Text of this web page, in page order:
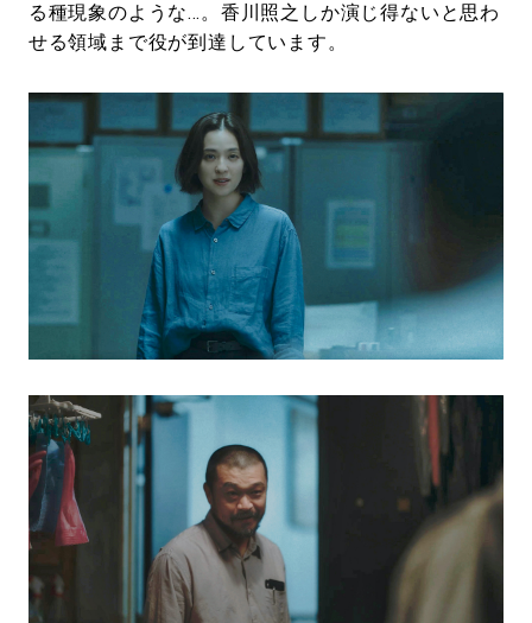
る種現象のような…。香川照之しか演じ得ないと思わ
せる領域まで役が到達しています。